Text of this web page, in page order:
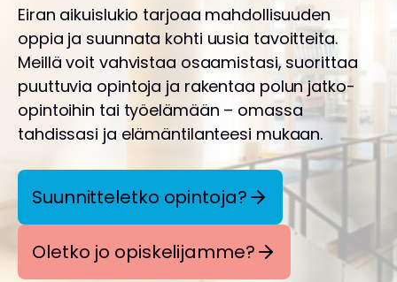
Eiran aikuislukio tarjoaa mahdollisuuden
oppia ja suunnata kohti uusia tavoitteita.
Meillä voit vahvistaa osaamistasi, suorittaa
puuttuvia opintoja ja rakentaa polun jatko-
opintoihin tai työelämään – omassa
tahdissasi ja elämäntilanteesi mukaan.
Suunnitteletko opintoja?
Oletko jo opiskelijamme?